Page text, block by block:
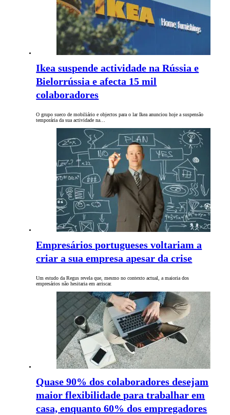
Ikea suspende actividade na Rússia e
Bielorrússia e afecta 15 mil
colaboradores
O grupo sueco de mobiliário e objectos para o lar Ikea anunciou hoje a suspensão
temporária da sua actividade na…
Empresários portugueses voltariam a
criar a sua empresa apesar da crise
Um estudo da Regus revela que, mesmo no contexto actual, a maioria dos
empresários não hesitaria em arriscar.
Quase 90% dos colaboradores desejam
maior flexibilidade para trabalhar em
casa, enquanto 60% dos empregadores